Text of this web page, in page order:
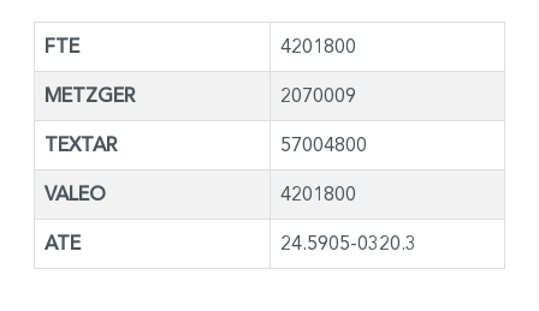
FTE 4201800
METZGER 2070009
TEXTAR 57004800
VALEO 4201800
ATE 24.5905-0320.3